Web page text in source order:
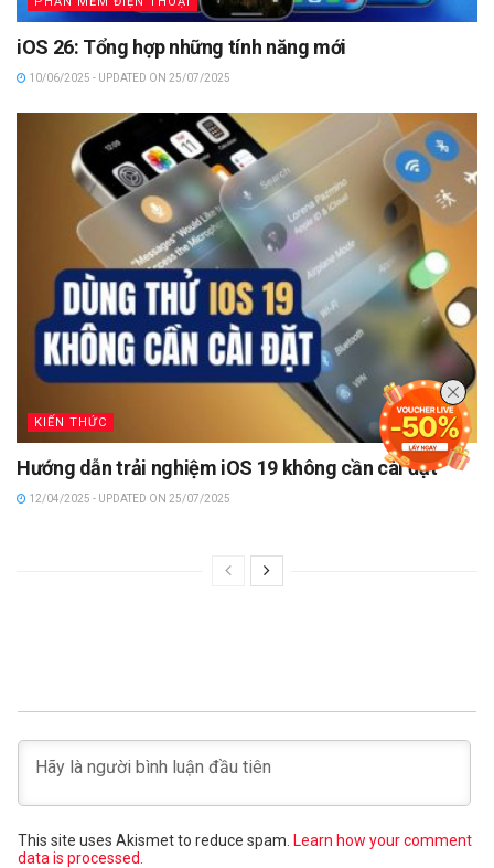
iOS 26: Tổng hợp những tính năng mới
10/06/2025 - UPDATED ON 25/07/2025
KIẾN THỨC
Hướng dẫn trải nghiệm iOS 19 không cần cài đặt
12/04/2025 - UPDATED ON 25/07/2025
This site uses Akismet to reduce spam. Learn how your comment
data is processed.